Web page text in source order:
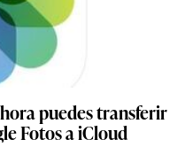
puedes transferir
Fotos a iCloud